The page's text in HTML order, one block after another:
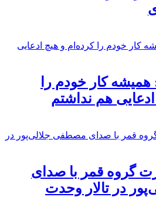
کار خودم را
هم نداشتم
گروه قمر با صدای
در تالار وحدت